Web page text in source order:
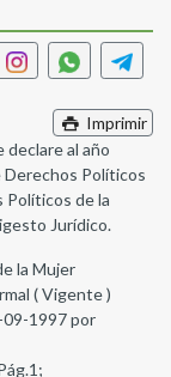
Imprimir
declare al año
Derechos Políticos
Políticos de la
Jurídico.
la Mujer
( Vigente )
09-1997 por